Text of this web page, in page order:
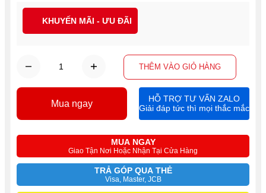
THÊM VÀO GIỎ HÀNG
MUA NGAY
Giao Tận Nơi Hoặc Nhận Tại Cửa Hàng
TRẢ GÓP QUA THẺ
Visa, Master, JCB
Mua ngay
HỖ TRỢ TƯ VẤN ZALO
Giải đáp tức thì mọi thắc mắc
KHUYẾN MÃI - ƯU ĐÃI